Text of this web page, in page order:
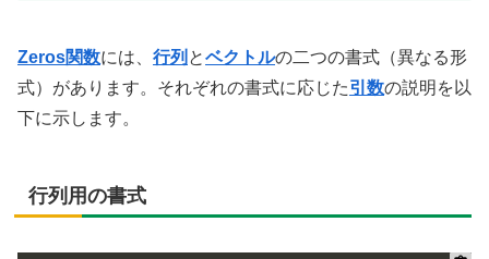
Zeros関数には、 行列 とベクトルの二つの書式（異なる形
式）があります。それぞれの書式に応じた引数の説明を以
下に示します。
行列用の書式